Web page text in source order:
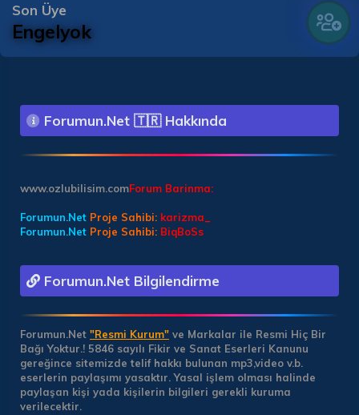
Son Üye
Engelyok
Forumun.Net 🇹🇷 Hakkında
Forum Barinma:
www.ozlubilisim.com
Forumun.Net Proje Sahibi: karizma_
Forumun.Net Proje Sahibi: BiqBoSs
Forumun.Net Bilgilendirme
Forumun.Net "Resmi Kurum" ve Markalar ile Resmi Hiç Bir
Bağı Yoktur.! 5846 sayılı Fikir ve Sanat Eserleri Kanunu
gereğince sitemizde telif hakkı bulunan mp3,video v.b.
eserlerin paylaşımı yasaktır. Yasal işlem olması halinde
paylaşan kişi yada kişilerin bilgileri gerekli kuruma
verilecektir.